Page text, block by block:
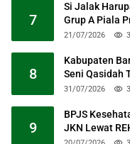
7
Si Jalak
Grup A Piala
21/07/2026
8
Kabupaten
Seni Qasidah
31/07/2026
9
BPJS
JKN Lewat